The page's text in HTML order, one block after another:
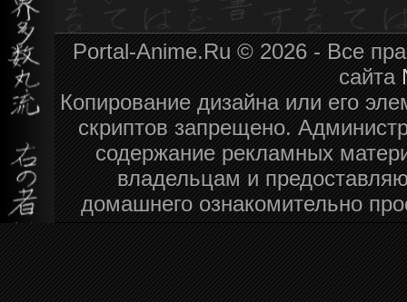
Portal-Anime.Ru © 2026 - Все
сайта
Копирование дизайна или его
скриптов запрещено.
содержание рекламных
владельцам и
домашнего ознакомительно